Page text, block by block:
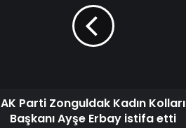
AK Parti Zonguldak Kadın Kolları
Başkanı Ayşe Erbay istifa etti